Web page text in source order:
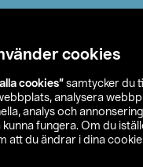
cookies
cookies” samtycker du
analysera
analys och
fungera. Om du
att du ändrar i dina